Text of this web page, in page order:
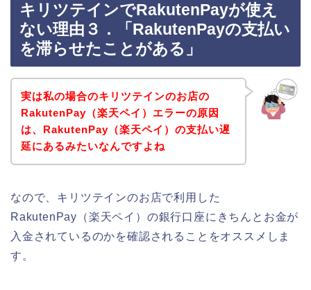
キリツテインでRakutenPayが使え
ない理由３．「RakutenPayの支払い
を滞らせたことがある」
実は私の場合のキリツテインのお店の
RakutenPay（楽天ペイ）エラーの原因
は、RakutenPay（楽天ペイ）の支払い遅
延にあるみたいなんですよね
なので、キリツテインのお店で利用した
RakutenPay（楽天ペイ）の銀行口座にきちんとお金が
入金されているのかを確認されることをオススメしま
す。